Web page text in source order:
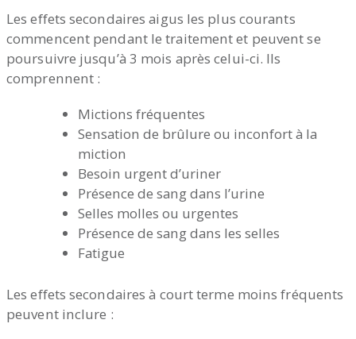
Les effets secondaires aigus les plus courants
commencent pendant le traitement et peuvent se
poursuivre jusqu’à 3 mois après celui-ci. Ils
comprennent :
Mictions fréquentes
Sensation de brûlure ou inconfort à la
miction
Besoin urgent d’uriner
Présence de sang dans l’urine
Selles molles ou urgentes
Présence de sang dans les selles
Fatigue
Les effets secondaires à court terme moins fréquents
peuvent inclure :